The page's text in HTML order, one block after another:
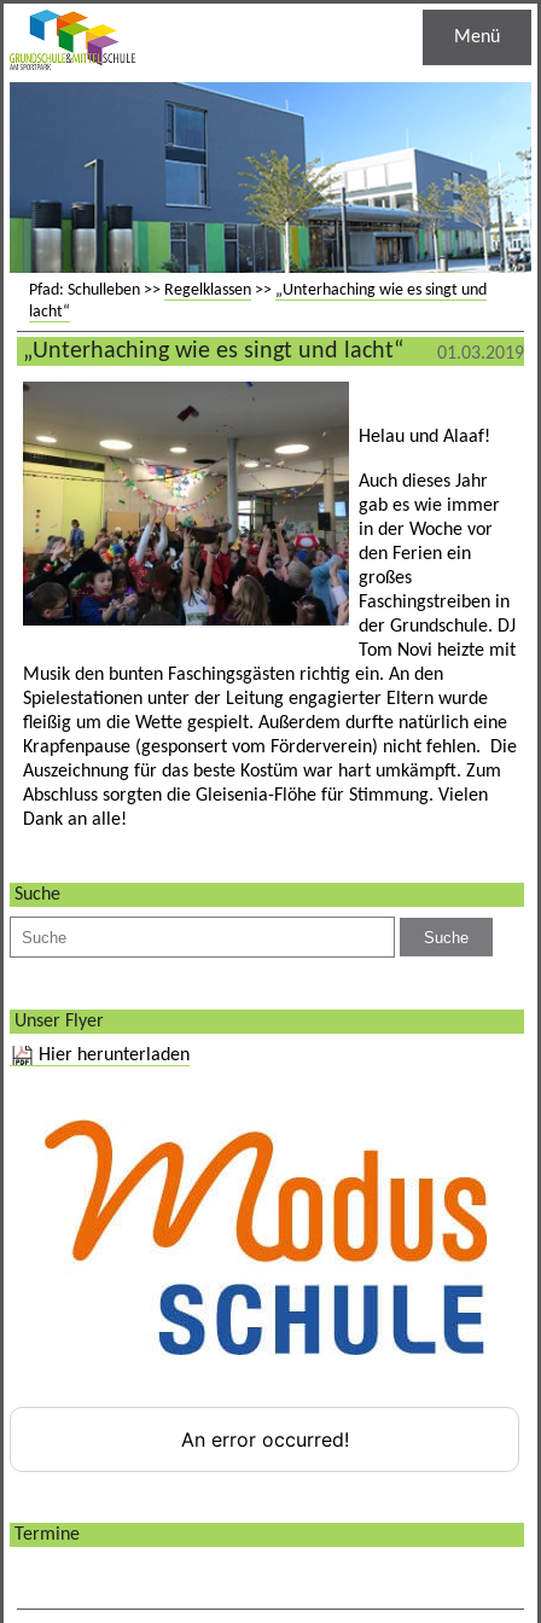
Menü
Unsere Schule
Schulleitung
Haustechnik
Jugendsozialarbeit
Schulberatung
Berufseinstiegsbegleitung
Förderverein
Betreuungsmöglichkeiten
Awo-Hort
Mittagsbetreuung Freiraum
Tagesstätte St. Birgitta
Schulweghelfer
Schulsanitäter
Unser Schulhaus
Kollegium
Sekretariat
SMV
Verbindungslehrer
Schulleben
Regelklassen
Ganztagesklassen
Leistungssportklassen
Arbeitsgemeinschaften
Leseförderung
Schulgarten
Schulfruchtprogramm
Ergebnisse Projektwoche
Grundschule
Schuleinschreibung
Lernentwicklungsgespräch
Lese- und Schreibentwicklung
Medienreferenzschule
SINUS
Ganztagsschule
Informationen
Übertritt
Regelklassen
Mittelschule
Bandklassen
Schulverbund
Ganztagesklassen
Leistungssportklassen
Regelklassen
Mögliche Abschlüsse
Termine
Mensa
Speiseplan
Regeln
Datenschutz
Formulare
Elternbriefe
Wichtige Links und Adressen
Kontakt
Allgemein
Elternportal Grundschule
Elternportal Mittelschule
Kontaktformular
Schulweg
Impressum
Pfad: Schulleben >> Regelklassen >> „Unterhaching wie es singt und
lacht“
„Unterhaching wie es singt und lacht“ 01.03.2019
Helau und Alaaf!
Auch dieses Jahr
gab es wie immer
in der Woche vor
den Ferien ein
großes
Faschingstreiben in
der Grundschule. DJ
Tom Novi heizte mit
Musik den bunten Faschingsgästen richtig ein. An den
Spielestationen unter der Leitung engagierter Eltern wurde
fleißig um die Wette gespielt. Außerdem durfte natürlich eine
Krapfenpause (gesponsert vom Förderverein) nicht fehlen. Die
Auszeichnung für das beste Kostüm war hart umkämpft. Zum
Abschluss sorgten die Gleisenia-Flöhe für Stimmung. Vielen
Dank an alle!
Suche
Unser Flyer
Hier herunterladen
Termine